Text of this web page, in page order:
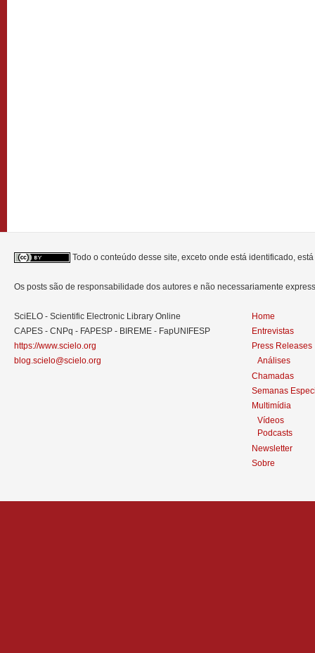
Todo o conteúdo desse site, exceto onde está identificado,
Os posts são de responsabilidade dos autores e não necessariamente
SciELO - Scientific Electronic Library Online
CAPES - CNPq - FAPESP - BIREME - FapUNIFESP
https://www.scielo.org
blog.scielo@scielo.org
Home
Entrevistas
Press Releases
Análises
Chamadas
Semanas
Multimídia
Vídeos
Podcasts
Newsletter
Sobre